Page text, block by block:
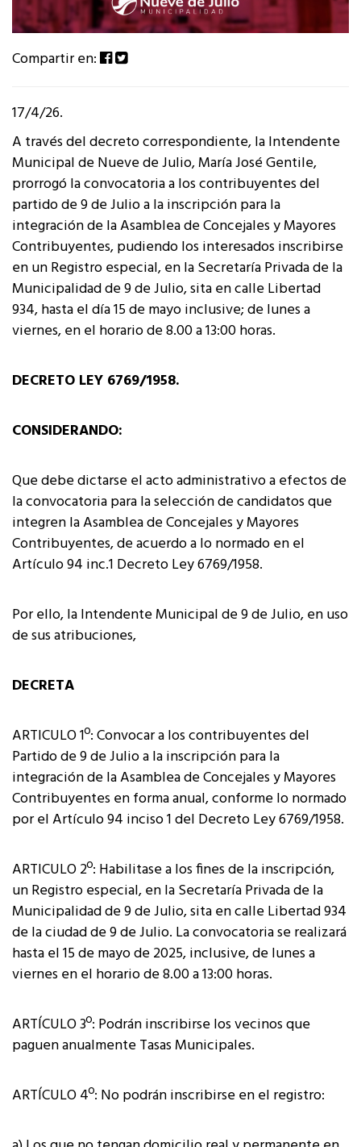
Compartir en:
17/4/26.
A través del decreto correspondiente, la Intendente
Municipal de Nueve de Julio, María José Gentile,
prorrogó la convocatoria a los contribuyentes del
partido de 9 de Julio a la inscripción para la
integración de la Asamblea de Concejales y Mayores
Contribuyentes, pudiendo los interesados inscribirse
en un Registro especial, en la Secretaría Privada de la
Municipalidad de 9 de Julio, sita en calle Libertad
934, hasta el día 15 de mayo inclusive; de lunes a
viernes, en el horario de 8.00 a 13:00 horas.
DECRETO LEY 6769/1958.
CONSIDERANDO:
Que debe dictarse el acto administrativo a efectos de
la convocatoria para la selección de candidatos que
integren la Asamblea de Concejales y Mayores
Contribuyentes, de acuerdo a lo normado en el
Artículo 94 inc.1 Decreto Ley 6769/1958.
Por ello, la Intendente Municipal de 9 de Julio, en uso
de sus atribuciones,
DECRETA
ARTICULO 1º: Convocar a los contribuyentes del
Partido de 9 de Julio a la inscripción para la
integración de la Asamblea de Concejales y Mayores
Contribuyentes en forma anual, conforme lo normado
por el Artículo 94 inciso 1 del Decreto Ley 6769/1958.
ARTICULO 2º: Habilitase a los fines de la inscripción,
un Registro especial, en la Secretaría Privada de la
Municipalidad de 9 de Julio, sita en calle Libertad 934
de la ciudad de 9 de Julio. La convocatoria se realizará
hasta el 15 de mayo de 2025, inclusive, de lunes a
viernes en el horario de 8.00 a 13:00 horas.
ARTÍCULO 3º: Podrán inscribirse los vecinos que
paguen anualmente Tasas Municipales.
ARTÍCULO 4º: No podrán inscribirse en el registro: